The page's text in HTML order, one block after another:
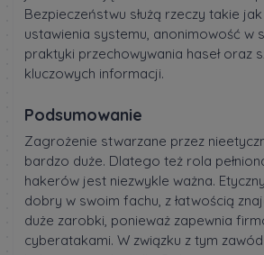
Bezpieczeństwu służą rzeczy takie
ustawienia systemu, anonimowość w
praktyki przechowywania haseł oraz
kluczowych informacji.
Podsumowanie
Zagrożenie stwarzane przez
bardzo duże. Dlatego też rola
hakerów jest niezwykle ważna.
dobry w swoim fachu, z łatwością
duże zarobki, ponieważ zapewnia
cyberatakami. W związku z tym